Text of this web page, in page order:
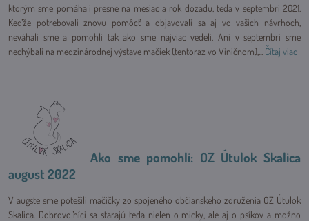
ktorým sme pomáhali presne na mesiac a rok dozadu, teda v septembri 2021.
Keďže potrebovali znovu pomôcť a objavovali sa aj vo vašich návrhoch,
neváhali sme a pomohli tak ako sme najviac vedeli. Ani v septembri sme
nechýbali na medzinárodnej výstave mačiek (tentoraz vo Viničnom),... Čítaj viac
Ako sme pomohli: OZ Útulok Skalica
august 2022
V augste sme potešili mačičky zo spojeného občianskeho združenia OZ Útulok
Skalica. Dobrovoľníci sa starajú teda nielen o micky, ale aj o psíkov a možno